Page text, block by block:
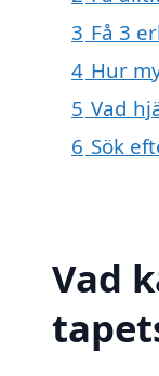
3 Få 3
4 Hur
5 Vad
6 Sök
Vad